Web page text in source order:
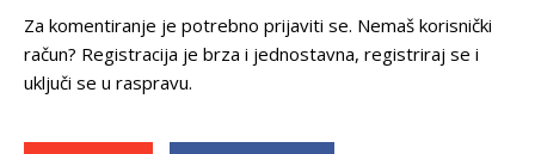
Za komentiranje je potrebno prijaviti se. Nemaš korisnički
račun? Registracija je brza i jednostavna, registriraj se i
uključi se u raspravu.